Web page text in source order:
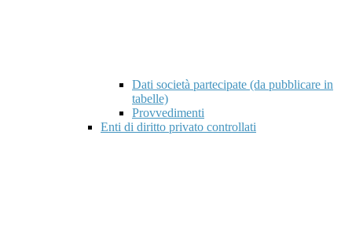
Dati società partecipate (da pubblicare in
tabelle)
Provvedimenti
Enti di diritto privato controllati